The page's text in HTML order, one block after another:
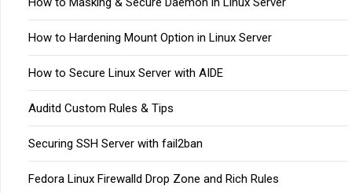
How to Hardening Mount Option in Linux Server
How to Secure Linux Server with AIDE
Auditd Custom Rules & Tips
Securing SSH Server with fail2ban
Fedora Linux Firewalld Drop Zone and Rich Rules